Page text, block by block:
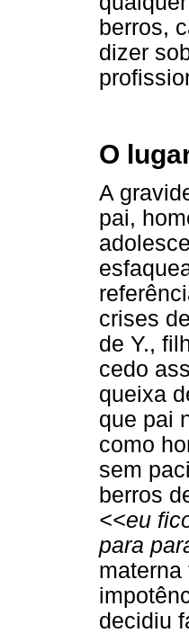
berros,
dizer
O
A
pai,
crises
de Y.,
cedo
queixa
que pai
como
sem
berros
<<eu
para
decidiu